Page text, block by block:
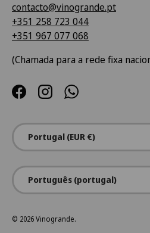
contacto@vinogrande.pt
+351 258 723 044
+351 967 077 068
(Chamada para a rede fixa
FacebookInstagramWhatsApp
País/Região
Portugal (EUR €)
Idioma
Português (portugal)
© 2026Vinogrande.